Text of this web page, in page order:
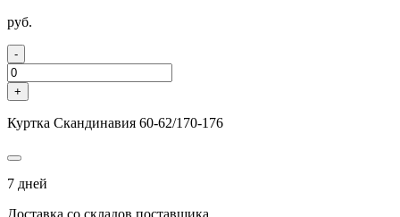
руб.
-
+
Куртка Скандинавия 60-62/170-176
7 дней
Доставка со складов поставщика